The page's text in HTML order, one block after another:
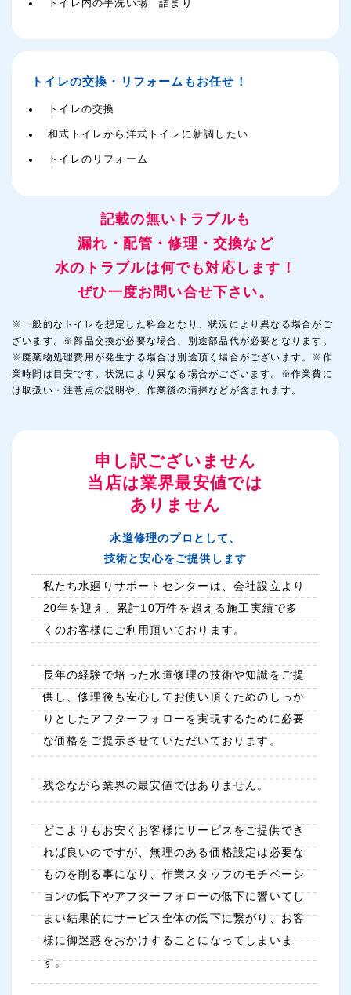
トイレ内の手洗い場 詰まり
トイレの交換・リフォームもお任せ！
トイレの交換
和式トイレから洋式トイレに新調したい
トイレのリフォーム
記載の無いトラブルも
漏れ・配管・修理・交換など
水のトラブルは何でも対応します！
ぜひ一度お問い合せ下さい。
※一般的なトイレを想定した料金となり、状況により異なる場合がご
ざいます。※部品交換が必要な場合、別途部品代が必要となります。
※廃棄物処理費用が発生する場合は別途頂く場合がございます。※作
業時間は目安です。状況により異なる場合がございます。※作業費に
は取扱い・注意点の説明や、作業後の清掃などが含まれます。
申し訳ございません
当店は業界最安値では
ありません
水道修理のプロとして、
技術と安心をご提供します
私たち水廻りサポートセンターは、会社設立より
20年を迎え、累計10万件を超える施工実績で多
くのお客様にご利用頂いております。
長年の経験で培った水道修理の技術や知識をご提
供し、修理後も安心してお使い頂くためのしっか
りとしたアフターフォローを実現するために必要
な価格をご提示させていただいております。
残念ながら業界の最安値ではありません。
どこよりもお安くお客様にサービスをご提供でき
れば良いのですが、無理のある価格設定は必要な
ものを削る事になり、作業スタッフのモチベーシ
ョンの低下やアフターフォローの低下に響いてし
まい結果的にサービス全体の低下に繋がり、お客
様に御迷惑をおかけすることになってしまいま
す。